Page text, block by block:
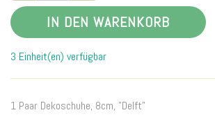
IN DEN WARENKORB
3 Einheit(en) verfügbar
1 Paar Dekoschuhe, 8cm, "Delft"